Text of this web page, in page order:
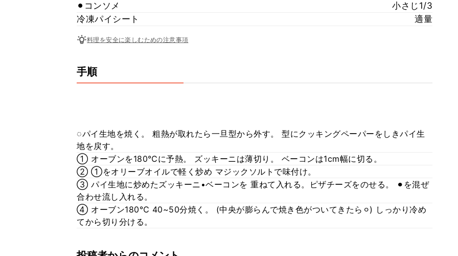
⚫︎コンソメ
小さじ1/3
冷凍パイシート
適量
料理を安全に楽しむための注意事項
手順
◌パイ生地を焼く。 粗熱が取れたら一旦型から外す。 型にクッキングペーパーをしきパイ生
地を戻す。
① オーブンを180℃に予熱。 ズッキーニは薄切り。 ベーコンは1cm幅に切る。
② ①をオリーブオイルで軽く炒め マジックソルトで味付け。
③ パイ生地に炒めたズッキーニ•ベーコンを 重ねて入れる。ピザチーズをのせる。 ⚫︎を混ぜ
合わせ流し入れる。
④ オーブン180℃ 40~50分焼く。 (中央が膨らんで焼き色がついてきたら⚪︎) しっかり冷め
てから切り分ける。